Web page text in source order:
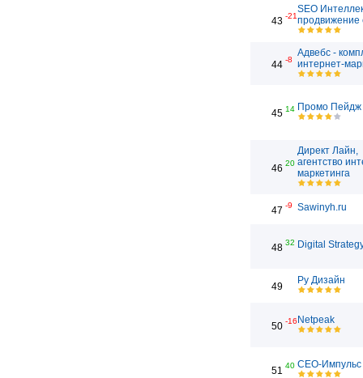
43 -21
SEO
продвижение
44 -8
Адвебс -
интернет-
45 14 Промо Пейдж
46 20
Директ Лайн,
агентство
маркетинга
47 -9 Sawinyh.ru
48 32 Digital
49
Ру Дизайн
50 -16 Netpeak
51 40 СЕО-Импульс